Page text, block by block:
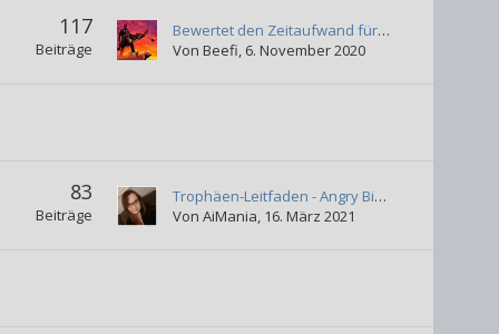
117
Beiträge
Bewertet den Zeitaufwand für die Platin-Trophäe
Von Beefi 6. November 2020
83
Beiträge
Trophäen-Leitfaden - Angry Birds Trilogy (Vita)
Von AiMania 16. März 2021